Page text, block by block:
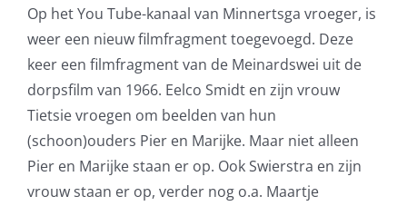
Op het You Tube-kanaal van Minnertsga vroeger, is
weer een nieuw filmfragment toegevoegd. Deze
keer een filmfragment van de Meinardswei uit de
dorpsfilm van 1966. Eelco Smidt en zijn vrouw
Tietsie vroegen om beelden van hun
(schoon)ouders Pier en Marijke. Maar niet alleen
Pier en Marijke staan er op. Ook Swierstra en zijn
vrouw staan er op, verder nog o.a. Maartje